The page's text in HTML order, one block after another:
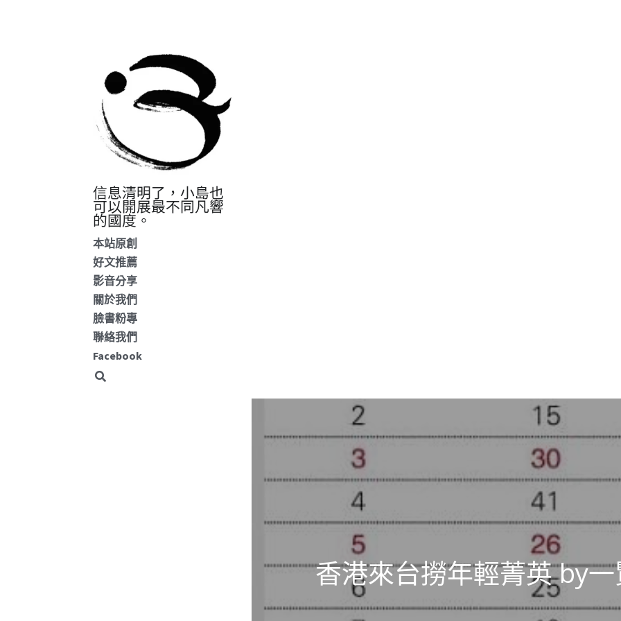
信息清明了，小島也
可以開展最不同凡響
的國度。
本站原創
好文推薦
影音分享
關於我們
臉書粉專
聯絡我們
Facebook
香港來台撈年輕菁英 by